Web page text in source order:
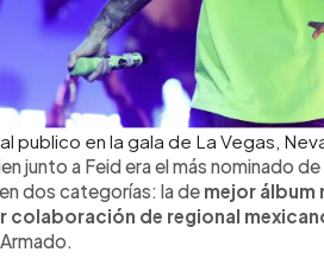
publico en la gala de La Vegas,
junto a Feid era el más nominado
dos categorías: la de mejor álbum
colaboración de regional